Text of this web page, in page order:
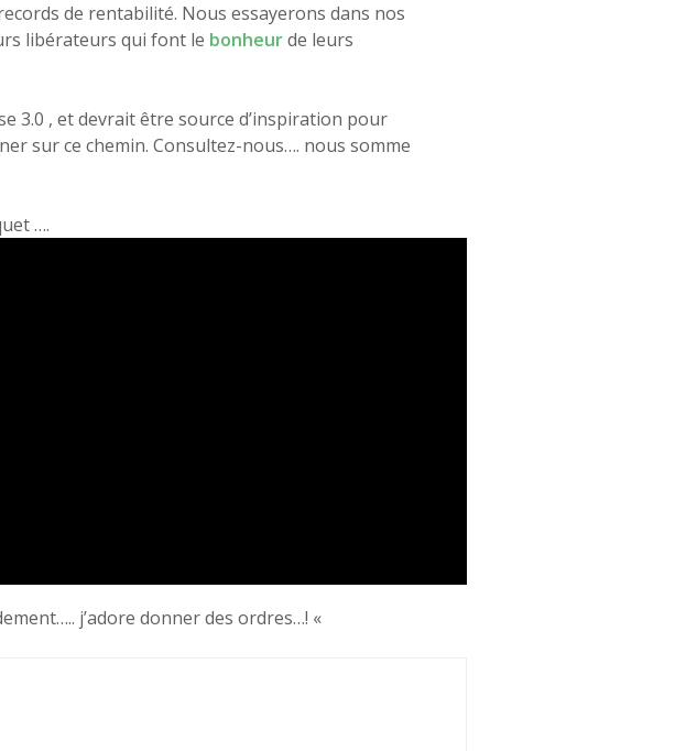
de rentabilité. Nous essayerons dans nos
libérateurs qui font le bonheurde leurs
3.0 , et devrait être source d’inspiration pour
sur ce chemin. Consultez-nous…. nous somme
….
j’adore donner des ordres…! «